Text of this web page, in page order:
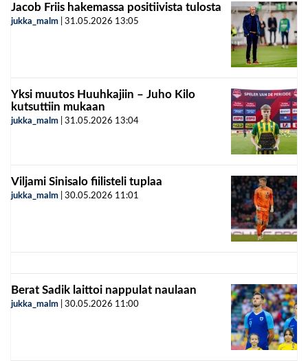
Jacob Friis hakemassa positiivista tulosta
jukka_malm 31.05.2026 13:05
Yksi muutos Huuhkajiin – Juho Kilo
kutsuttiin mukaan
jukka_malm 31.05.2026 13:04
Viljami Sinisalo fiilisteli tuplaa
jukka_malm 30.05.2026 11:01
Berat Sadik laittoi nappulat naulaan
jukka_malm 30.05.2026 11:00